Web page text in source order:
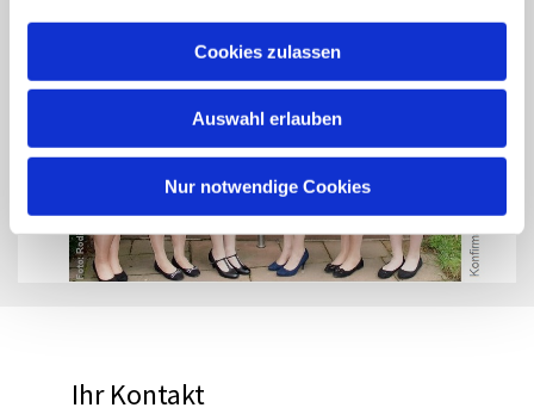
Cookies zulassen
Auswahl erlauben
Nur notwendige Cookies
Ihr Kontakt